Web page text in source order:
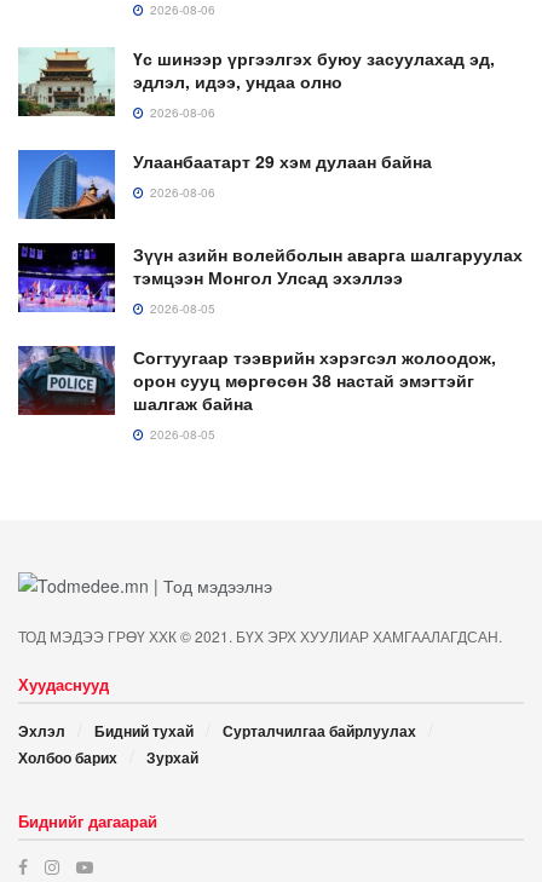
2026-08-06
Үс шинээр үргээлгэх буюу засуулахад эд,
эдлэл, идээ, ундаа олно
2026-08-06
Улаанбаатарт 29 хэм дулаан байна
2026-08-06
Зүүн азийн волейболын аварга шалгаруулах
тэмцээн Монгол Улсад эхэллээ
2026-08-05
Согтуугаар тээврийн хэрэгсэл жолоодож,
орон сууц мөргөсөн 38 настай эмэгтэйг
шалгаж байна
2026-08-05
ТОД МЭДЭЭ ГРӨҮ ХХК © 2021. БҮХ ЭРХ ХУУЛИАР ХАМГААЛАГДСАН.
Хуудаснууд
Эхлэл Бидний тухай
Сурталчилгаа байрлуулах
Холбоо барих
Зурхай
Биднийг дагаарай